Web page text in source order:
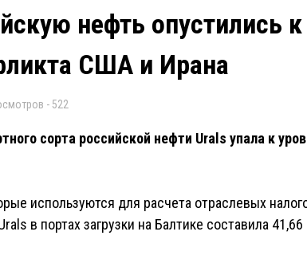
нефть опустились
США и Ирана
- 522
сорта российской нефти Urals упала к
используются для расчета отраслевых
в портах загрузки на Балтике составила 41,66